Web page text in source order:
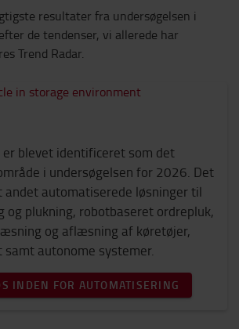
resultater fra undersøgelsen i
de tendenser, vi allerede har
Trend Radar.
blevet identificeret som det
i undersøgelsen for 2026. Det
automatiserede løsninger til
og plukning, robotbaseret ordrepluk,
og aflæsning af køretøjer,
autonome systemer.
INDEN FOR AUTOMATISERING